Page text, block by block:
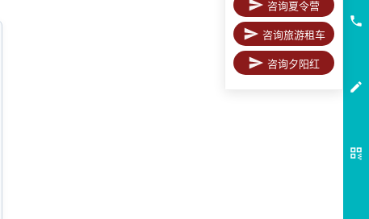
咨询夏令营
咨询旅游租车
咨询夕阳红